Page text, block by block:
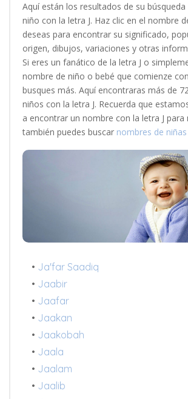
Aquí están los resultados de su
niño con la letra J. Haz clic en el nombre
deseas para encontrar su significado,
origen, dibujos, variaciones y otras
Si eres un fanático de la letra J o
nombre de niño o bebé que comienze
busques más. Aquí encontraras más de
niños con la letra J. Recuerda que
a encontrar un nombre con la letra J para
también puedes buscar nombres de
• Ja'far Saadiq
• Jaabir
• Jaafar
• Jaakan
• Jaakobah
• Jaala
• Jaalam
• Jaalib